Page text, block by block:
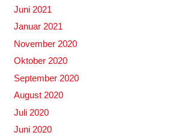
Juni 2021
Januar 2021
November 2020
Oktober 2020
September 2020
August 2020
Juli 2020
Juni 2020